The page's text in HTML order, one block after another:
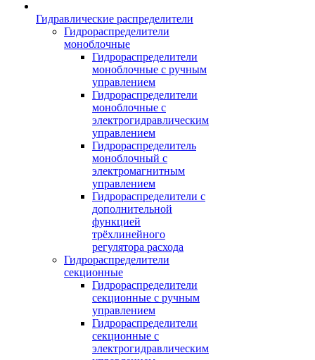
Гидравлические распределители
Гидрораспределители
моноблочные
Гидрораспределители
моноблочные с ручным
управлением
Гидрораспределители
моноблочные с
электрогидравлическим
управлением
Гидрораспределитель
моноблочный с
электромагнитным
управлением
Гидрораспределители с
дополнительной
функцией
трёхлинейного
регулятора расхода
Гидрораспределители
секционные
Гидрораспределители
секционные с ручным
управлением
Гидрораспределители
секционные с
электрогидравлическим